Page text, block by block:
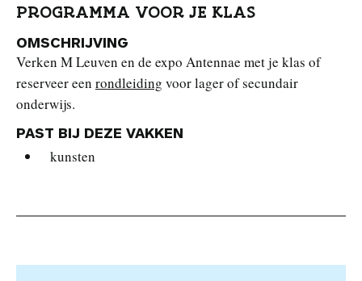
PROGRAMMA VOOR JE KLAS
OMSCHRIJVING
Verken M Leuven en de expo Antennae met je klas of
reserveer een rondleiding voor lager of secundair
onderwijs.
PAST BIJ DEZE VAKKEN
kunsten